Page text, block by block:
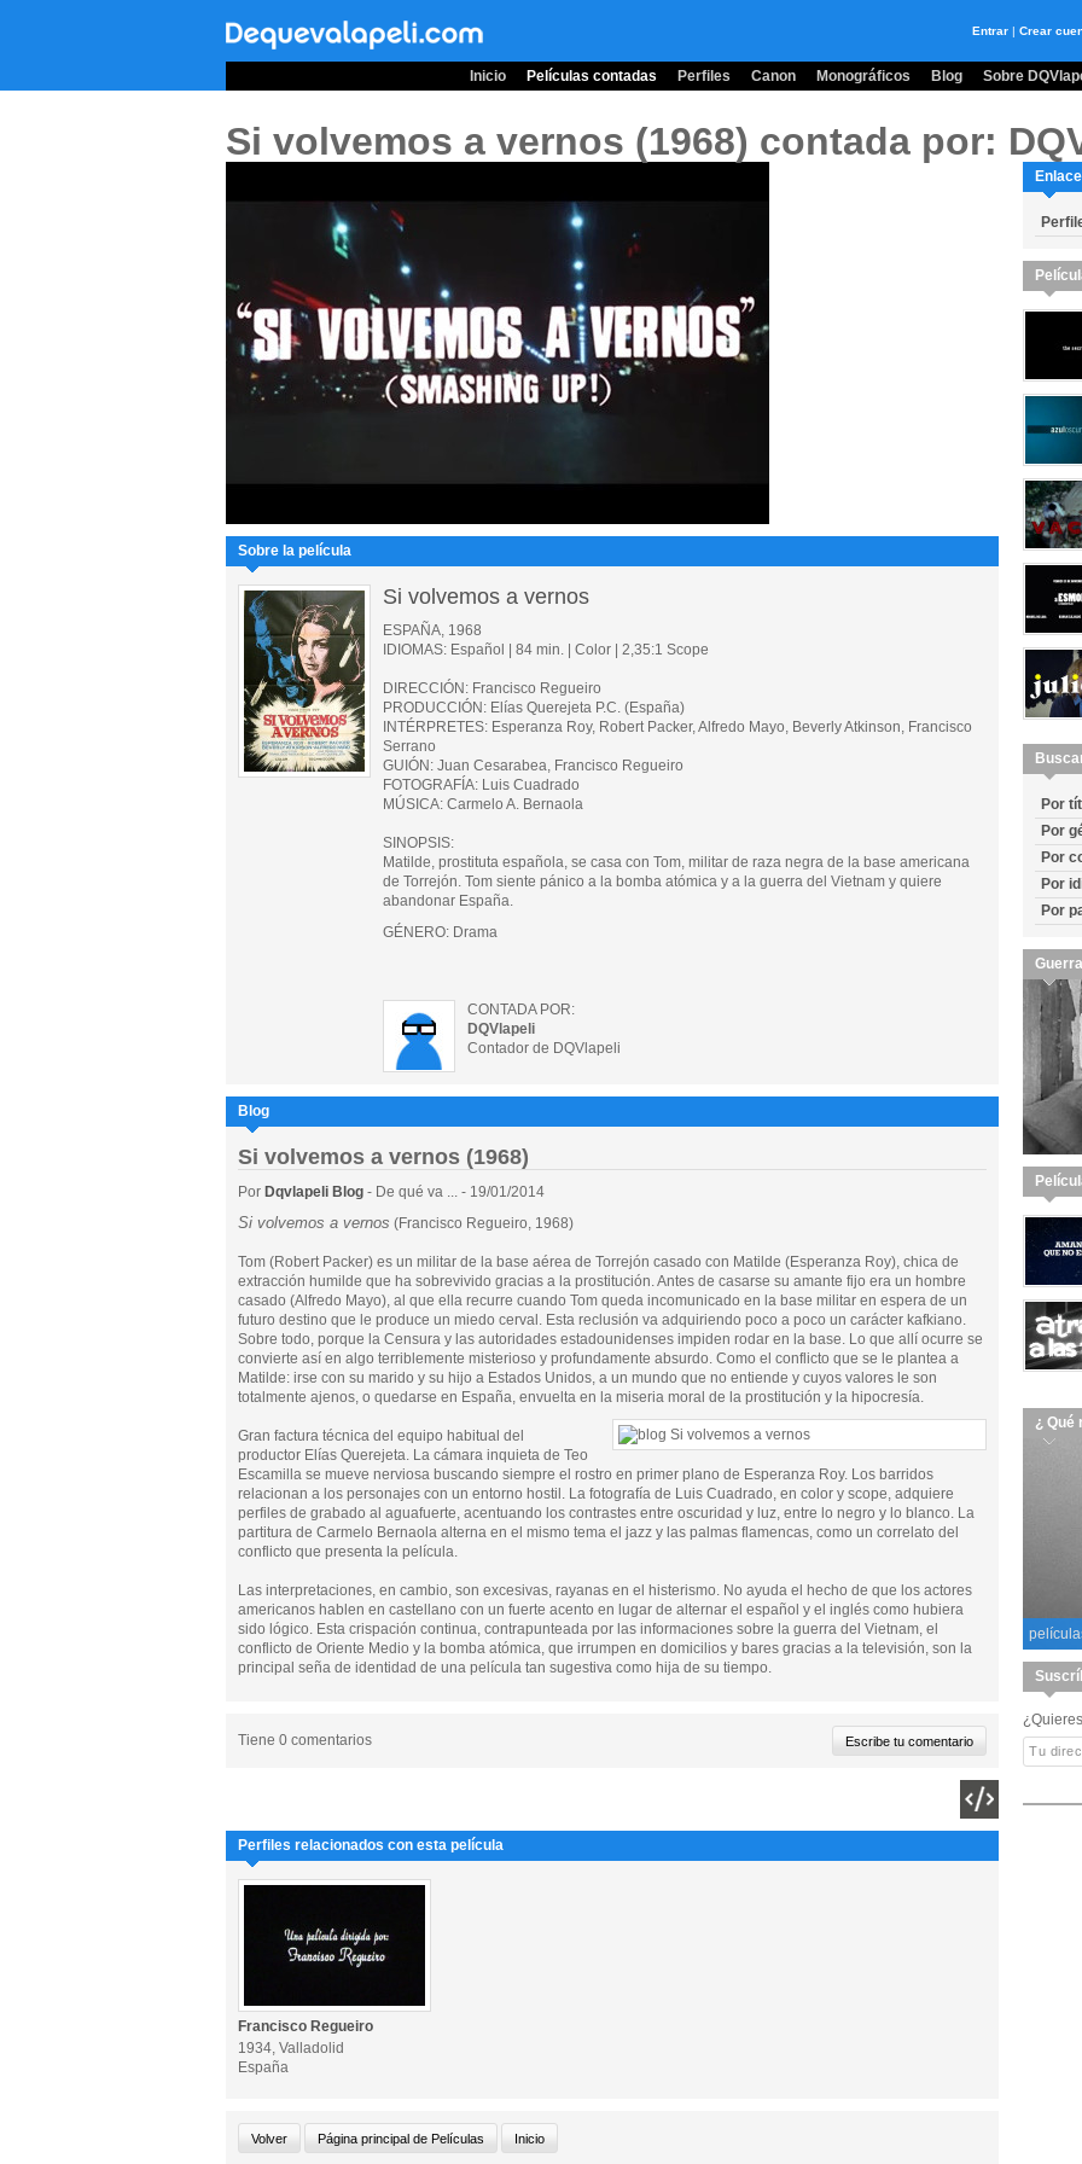
Entrar | Crear
Inicio Películas contadas Perfiles Canon Monográficos Blog Sobre
Si volvemos a vernos (1968) contada por:
Sobre la película
Si volvemos a vernos
ESPAÑA, 1968
IDIOMAS: Español | 84 min. | Color | 2,35:1 Scope
DIRECCIÓN: Francisco Regueiro
PRODUCCIÓN: Elías Querejeta P.C. (España)
INTÉRPRETES: Esperanza Roy, Robert Packer, Alfredo Mayo, Beverly Atkinson, Francisco
Serrano
GUIÓN: Juan Cesarabea, Francisco Regueiro
FOTOGRAFÍA: Luis Cuadrado
MÚSICA: Carmelo A. Bernaola
SINOPSIS:
Matilde, prostituta española, se casa con Tom, militar de raza negra de la base americana
de Torrejón. Tom siente pánico a la bomba atómica y a la guerra del Vietnam y quiere
abandonar España.
GÉNERO: Drama
CONTADA POR:
DQVlapeli
Contador de DQVlapeli
Blog
Si volvemos a vernos (1968)
Por Dqvlapeli Blog - De qué va ... - 19/01/2014
Si volvemos a vernos (Francisco Regueiro, 1968)
Tom (Robert Packer) es un militar de la base aérea de Torrejón casado con Matilde (Esperanza Roy), chica de
extracción humilde que ha sobrevivido gracias a la prostitución. Antes de casarse su amante fijo era un hombre
casado (Alfredo Mayo), al que ella recurre cuando Tom queda incomunicado en la base militar en espera de un
futuro destino que le produce un miedo cerval. Esta reclusión va adquiriendo poco a poco un carácter kafkiano.
Sobre todo, porque la Censura y las autoridades estadounidenses impiden rodar en la base. Lo que allí ocurre se
convierte así en algo terriblemente misterioso y profundamente absurdo. Como el conflicto que se le plantea a
Matilde: irse con su marido y su hijo a Estados Unidos, a un mundo que no entiende y cuyos valores le son
totalmente ajenos, o quedarse en España, envuelta en la miseria moral de la prostitución y la hipocresía.
Gran factura técnica del equipo habitual del
productor Elías Querejeta. La cámara inquieta de Teo
Escamilla se mueve nerviosa buscando siempre el rostro en primer plano de Esperanza Roy. Los barridos
relacionan a los personajes con un entorno hostil. La fotografía de Luis Cuadrado, en color y scope, adquiere
perfiles de grabado al aguafuerte, acentuando los contrastes entre oscuridad y luz, entre lo negro y lo blanco. La
partitura de Carmelo Bernaola alterna en el mismo tema el jazz y las palmas flamencas, como un correlato del
conflicto que presenta la película.
Las interpretaciones, en cambio, son excesivas, rayanas en el histerismo. No ayuda el hecho de que los actores
americanos hablen en castellano con un fuerte acento en lugar de alternar el español y el inglés como hubiera
sido lógico. Esta crispación continua, contrapunteada por las informaciones sobre la guerra del Vietnam, el
conflicto de Oriente Medio y la bomba atómica, que irrumpen en domicilios y bares gracias a la televisión, son la
principal seña de identidad de una película tan sugestiva como hija de su tiempo.
Tiene 0 comentarios
Perfiles relacionados con esta película
Francisco Regueiro
1934, Valladolid
España
Por
Por
Por
Por
Por
¿ Qué